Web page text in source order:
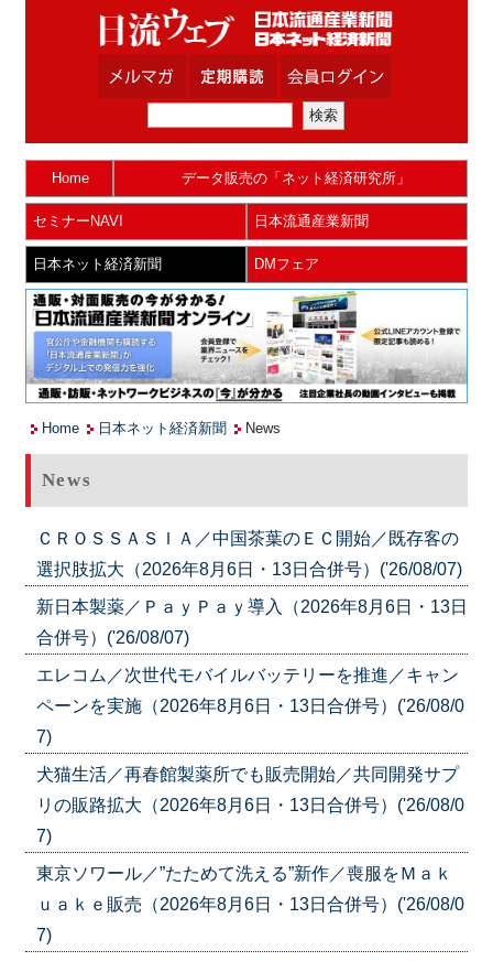
Home データ販売の「ネット経済研究所」
セミナーNAVI 日本流通産業新聞
日本ネット経済新聞 DMフェア
Home 日本ネット経済新聞 News
News
ＣＲＯＳＳＡＳＩＡ／中国茶葉のＥＣ開始／既存客の
選択肢拡大（2026年8月6日・13日合併号）('26/08/07)
新日本製薬／ＰａｙＰａｙ導入（2026年8月6日・13日
合併号）('26/08/07)
エレコム／次世代モバイルバッテリーを推進／キャン
ペーンを実施（2026年8月6日・13日合併号）('26/08/0
7)
犬猫生活／再春館製薬所でも販売開始／共同開発サプ
リの販路拡大（2026年8月6日・13日合併号）('26/08/0
7)
東京ソワール／”たためて洗える”新作／喪服をＭａｋ
ｕａｋｅ販売（2026年8月6日・13日合併号）('26/08/0
7)